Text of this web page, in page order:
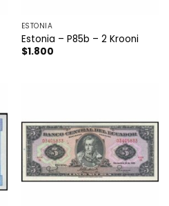
ESTONIA
Estonia – P85b – 2 Krooni
$1.800